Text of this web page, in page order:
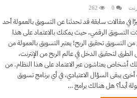
0
262
في مقالات سابقة قد تحدثنا عن التسويق بالعمولة أحد
التسويق الرقمي، حيث يمكنك بالاعتماد على هذا
من التسويق تحقيق الربح! يعتبر التسويق بالعمولة من
لتحقيق الدخل في عالم الربح من الإنترنت،
أشخاص يعتاشون عبر الاعتماد على هذا النظام. من
أخرى يبقى السؤال الاعتيادي، في أي برنامج تسويق
أبدأ؟ هل هنالك برامج …